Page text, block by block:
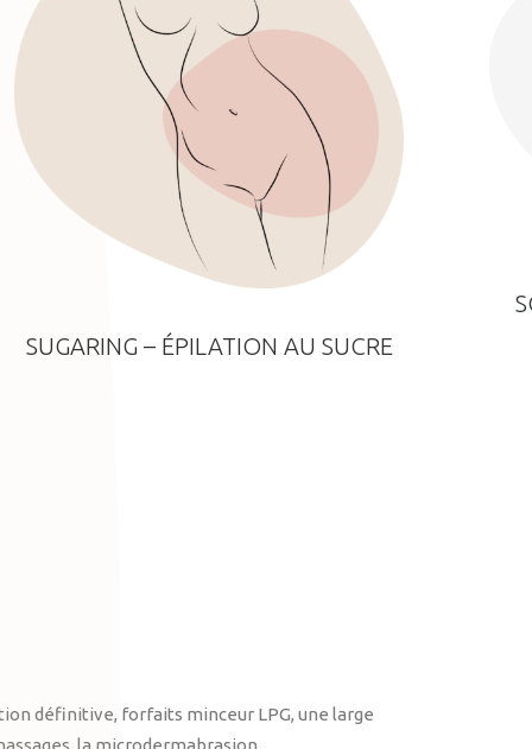
SUGARING – ÉPILATION AU SUCRE
définitive, forfaits minceur LPG, une large
la microdermabrasion.